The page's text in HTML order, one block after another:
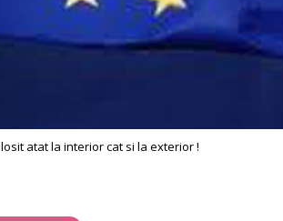
atat la interior cat si la exterior !